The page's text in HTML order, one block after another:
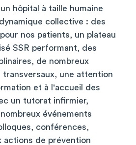
hôpital à taille humaine
collective : des
nos patients, un plateau
SSR performant, des
de nombreux
transversaux, une attention
et à l'accueil des
un tutorat infirmier,
événements
conférences,
actions de prévention